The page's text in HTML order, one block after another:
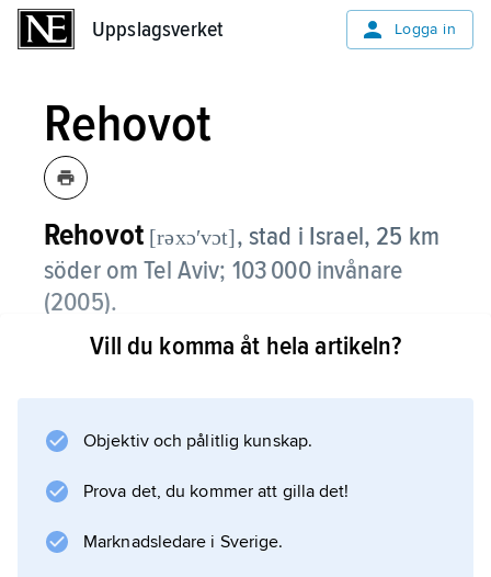
Uppslagsverket Logga in
Rehovot
Rehovot [rəxɔʹvɔt], stad i Israel, 25 km
söder om Tel Aviv; 103 000 invånare
(2005).
Rehovot grundades 1890 av invandrande
finns Weizmann-Institutet för vetenskaplig
Hebreiska universitetet i Jerusalem. Industrin
inkluderar kemisk och farmaceutisk industri
samt metallindustri.
Vill du komma åt hela artikeln?
Objektiv och pålitlig kunskap.
Prova det, du kommer att gilla det!
Marknadsledare i Sverige.